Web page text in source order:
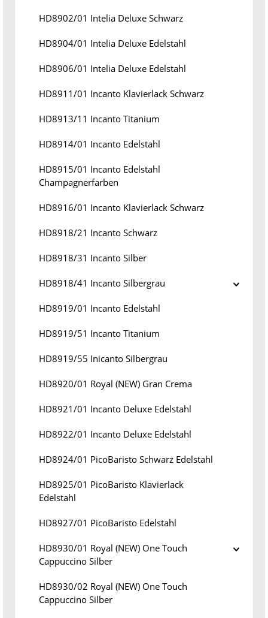
HD8902/01 Intelia Deluxe Schwarz
HD8904/01 Intelia Deluxe Edelstahl
HD8906/01 Intelia Deluxe Edelstahl
HD8911/01 Incanto Klavierlack Schwarz
HD8913/11 Incanto Titanium
HD8914/01 Incanto Edelstahl
HD8915/01 Incanto Edelstahl
Champagnerfarben
HD8916/01 Incanto Klavierlack Schwarz
HD8918/21 Incanto Schwarz
HD8918/31 Incanto Silber
HD8918/41 Incanto Silbergrau
HD8919/01 Incanto Edelstahl
HD8919/51 Incanto Titanium
HD8919/55 Inicanto Silbergrau
HD8920/01 Royal (NEW) Gran Crema
HD8921/01 Incanto Deluxe Edelstahl
HD8922/01 Incanto Deluxe Edelstahl
HD8924/01 PicoBaristo Schwarz Edelstahl
HD8925/01 PicoBaristo Klavierlack
Edelstahl
HD8927/01 PicoBaristo Edelstahl
HD8930/01 Royal (NEW) One Touch
Cappuccino Silber
HD8930/02 Royal (NEW) One Touch
Cappuccino Silber